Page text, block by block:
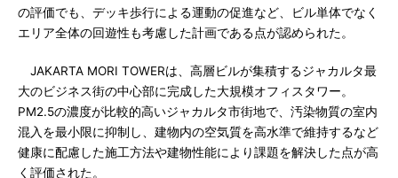
の評価でも、デッキ歩行による運動の促進など、ビル単体でなく
エリア全体の回遊性も考慮した計画である点が認められた。
JAKARTA MORI TOWERは、高層ビルが集積するジャカルタ最
大のビジネス街の中心部に完成した大規模オフィスタワー。
PM2.5の濃度が比較的高いジャカルタ市街地で、汚染物質の室内
混入を最小限に抑制し、建物内の空気質を高水準で維持するなど
健康に配慮した施工方法や建物性能により課題を解決した点が高
く評価された。